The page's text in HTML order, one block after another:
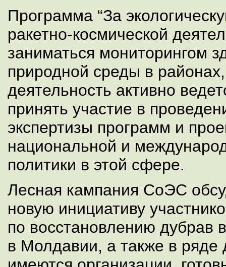
Программа “За
ракетно-космической
заниматься мониторингом
природной среды в районах,
деятельность активно
принять участие в
экспертизы программ и
национальной и
политики в этой сфере.
Лесная кампания СоЭС
новую инициативу
по восстановлению дубрав
в Молдавии, а также в ряде